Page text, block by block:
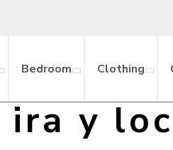
Bedroom Clothing
y